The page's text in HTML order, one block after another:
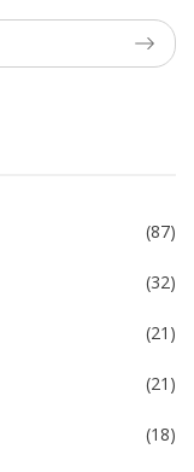
(87)
(32)
(21)
(21)
(18)